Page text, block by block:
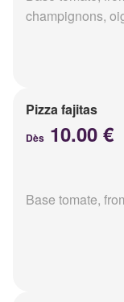
champignons,
Pizza fajitas
Dès 10.00 €
Base tomate,